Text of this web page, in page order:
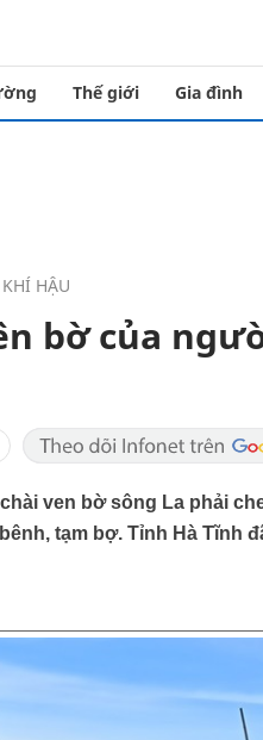
Thế giới Gia đình
HẬU
bờ của
ven bờ sông La phải
tạm bợ. Tỉnh Hà Tĩnh